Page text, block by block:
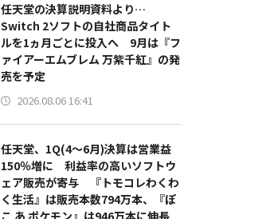
任天堂の決算説明資料より…
Switch 2ソフトの自社商品タイト
ルを1ヵ月ごとに投入へ 9月は『フ
ァイアーエムブレム 万紫千紅』の発
売を予定
2026.08.06 16:41
任天堂、1Q(4～6月)決算は営業益
150％増に 利益率の高いソフトウ
ェア販売が寄与 『トモコレわくわ
く生活』は販売本数794万本、『ぽ
こ あ ポケモン』は946万本に伸長